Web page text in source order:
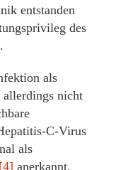
entstanden
des
als
nicht
C-Virus
als
[4] anerkannt.